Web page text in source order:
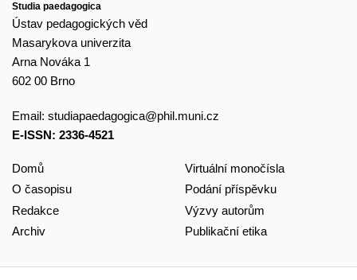
Studia paedagogica
Ústav pedagogických věd
Masarykova univerzita
Arna Nováka 1
602 00 Brno
Email: studiapaedagogica@phil.muni.cz
E-ISSN: 2336-4521
Domů
O časopisu
Redakce
Archiv
Virtuální monočísla
Podání příspěvku
Výzvy autorům
Publikační etika